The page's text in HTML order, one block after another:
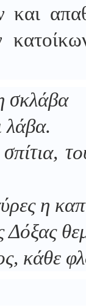
και
σκλάβα
λάβα.
η
κάθε